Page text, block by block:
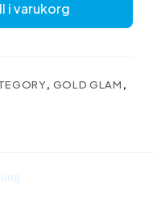
i varukorg
, GOLD GLAM ,